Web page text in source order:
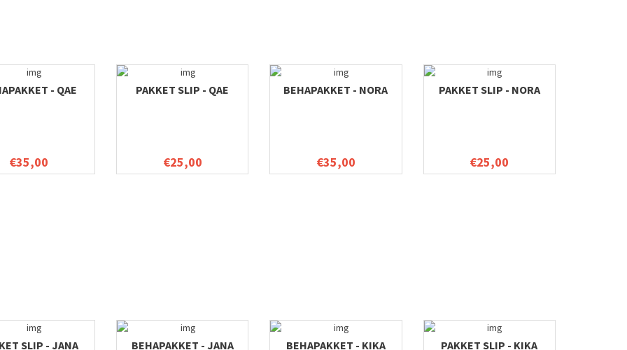
- QAE
€35,00
PAKKET SLIP - QAE
€25,00
BEHAPAKKET - NORA
€35,00
PAKKET SLIP - NORA
€25,00
SLIP - JANA BEHAPAKKET - JANA BEHAPAKKET - KIKA PAKKET SLIP - KIKA